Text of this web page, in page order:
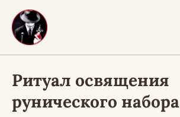
Перейти
содержимому
Ритуал освящения
рунического набора